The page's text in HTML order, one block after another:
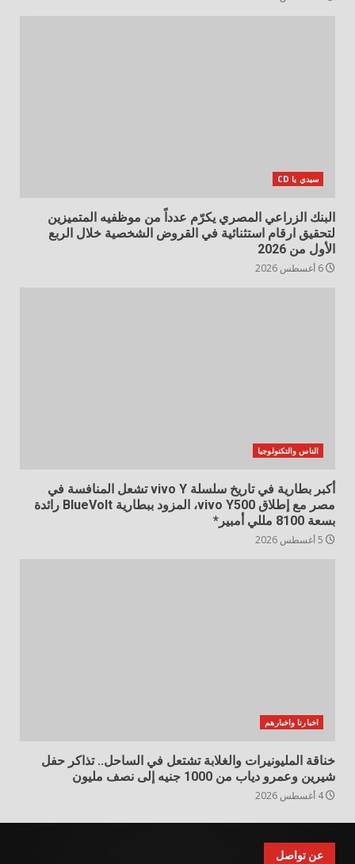
سيدي يا CD
البنك الزراعي المصري يكرّم عدداً من موظفيه المتميزين
لتحقيق ارقام استثنائية في القروض الشخصية خلال الربع
الأول من 2026
الناس والتكنولوجيا
أكبر بطارية في تاريخ سلسلة vivo Y تشعل المنافسة في
مصر مع إطلاق vivo Y500، المزود ببطارية BlueVolt رائدة
بسعة 8100 مللي أمبير*
اخبارنا واخبارهم
خناقة المليونيرات والغلابة تشتعل في الساحل.. تذاكر حفل
شيرين وعمرو دياب من 1000 جنيه إلى نصف مليون
عن تواصل